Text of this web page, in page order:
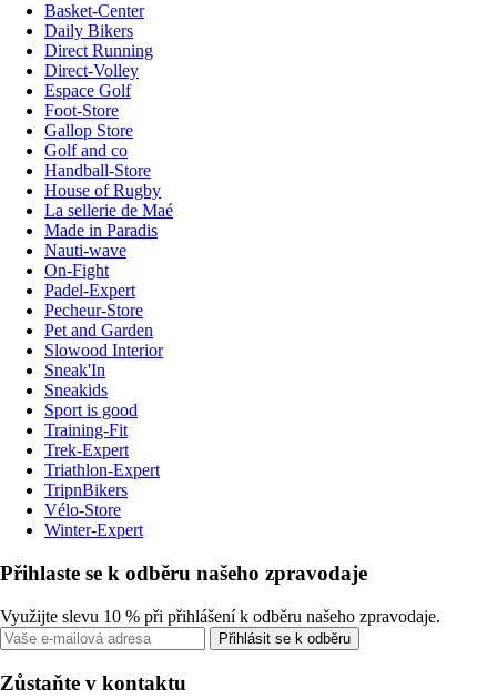
Basket-Center
Daily Bikers
Direct Running
Direct-Volley
Espace Golf
Foot-Store
Gallop Store
Golf and co
Handball-Store
House of Rugby
La sellerie de Maé
Made in Paradis
Nauti-wave
On-Fight
Padel-Expert
Pecheur-Store
Pet and Garden
Slowood Interior
Sneak'In
Sneakids
Sport is good
Training-Fit
Trek-Expert
Triathlon-Expert
TripnBikers
Vélo-Store
Winter-Expert
Přihlaste se k odběru našeho zpravodaje
Využijte slevu 10 % při přihlášení k odběru našeho zpravodaje.
Přihlásit se k odběru
Zůstaňte v kontaktu